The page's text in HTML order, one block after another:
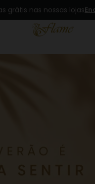
nas nossas lojas